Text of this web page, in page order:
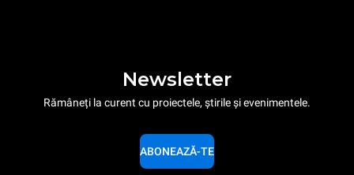
Newsletter
Rămâneți la curent cu proiectele, știrile și evenimentele.
ABONEAZĂ-TE